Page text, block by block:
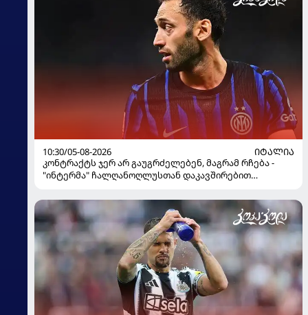
10:30/05-08-2026
ᲘᲢᲐᲚᲘᲐ
კონტრაქტს ჯერ არ გაუგრძელებენ, მაგრამ რჩება -
"ინტერმა" ჩალღანოღლუსთან დაკავშირებით